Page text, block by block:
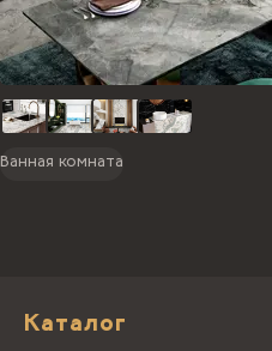
Ванная комната
Каталог